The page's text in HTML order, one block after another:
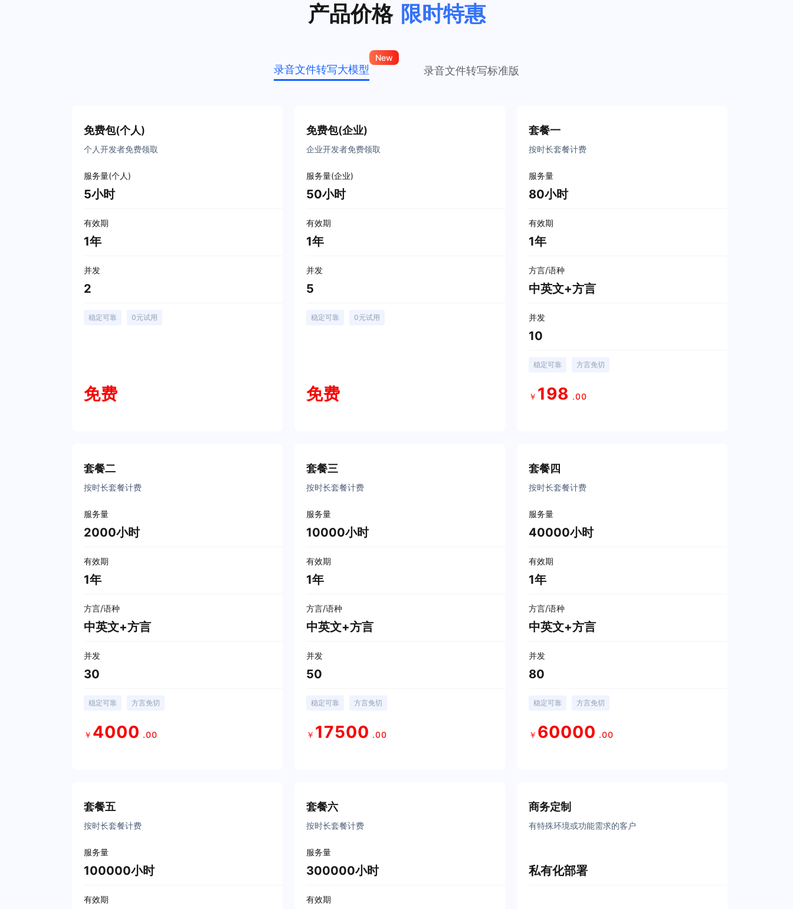
产品价格 限时特惠
录音文件转写大模型
New
录音文件转写标准版
免费包(个人)
个人开发者免费领取
服务量(个人)
5小时
有效期
1年
并发
2
稳定可靠 0元试用
免费
免费包(企业)
企业开发者免费领取
服务量(企业)
50小时
有效期
1年
并发
5
稳定可靠 0元试用
免费
套餐一
按时长套餐计费
服务量
80小时
有效期
1年
方言/语种
中英文+方言
并发
10
稳定可靠 方言免切
￥ 198 .00
套餐二
按时长套餐计费
服务量
2000小时
有效期
1年
方言/语种
中英文+方言
并发
30
稳定可靠 方言免切
￥ 4000 .00
套餐三
按时长套餐计费
服务量
10000小时
有效期
1年
方言/语种
中英文+方言
并发
50
稳定可靠 方言免切
￥ 17500 .00
套餐四
按时长套餐计费
服务量
40000小时
有效期
1年
方言/语种
中英文+方言
并发
80
稳定可靠 方言免切
￥ 60000 .00
套餐五
按时长套餐计费
服务量
100000小时
有效期
套餐六
按时长套餐计费
服务量
300000小时
有效期
商务定制
有特殊环境或功能需求的客户
私有化部署